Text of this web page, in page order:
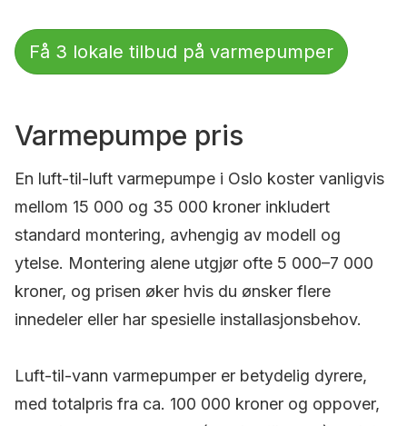
Få 3 lokale tilbud på varmepumper
Varmepumpe pris
En luft-til-luft varmepumpe i Oslo koster vanligvis
mellom 15 000 og 35 000 kroner inkludert
standard montering, avhengig av modell og
ytelse. Montering alene utgjør ofte 5 000–7 000
kroner, og prisen øker hvis du ønsker flere
innedeler eller har spesielle installasjonsbehov.
Luft-til-vann varmepumper er betydelig dyrere,
med totalpris fra ca. 100 000 kroner og oppover,